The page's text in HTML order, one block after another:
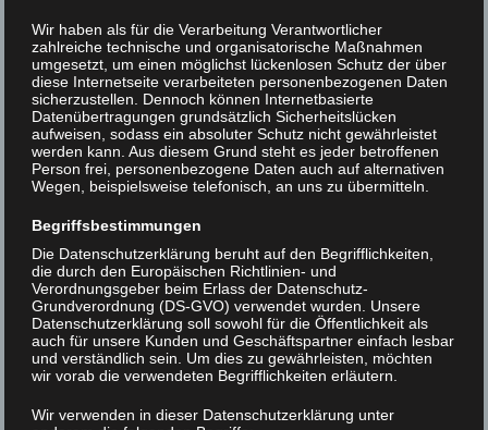
IMGP2877
Beitrags-
Navigation
< IMGP2863 IMGP2873 >
Wir haben als für die Verarbeitung Verantwortlicher
zahlreiche technische und organisatorische Maßnahmen
umgesetzt, um einen möglichst lückenlosen Schutz der über
diese Internetseite verarbeiteten personenbezogenen Daten
sicherzustellen. Dennoch können Internetbasierte
Datenübertragungen grundsätzlich Sicherheitslücken
aufweisen, sodass ein absoluter Schutz nicht gewährleistet
werden kann. Aus diesem Grund steht es jeder betroffenen
Person frei, personenbezogene Daten auch auf alternativen
Wegen, beispielsweise telefonisch, an uns zu übermitteln.
Begriffsbestimmungen
Die Datenschutzerklärung beruht auf den Begrifflichkeiten,
die durch den Europäischen Richtlinien- und
Verordnungsgeber beim Erlass der Datenschutz-
Grundverordnung (DS-GVO) verwendet wurden. Unsere
Datenschutzerklärung soll sowohl für die Öffentlichkeit als
auch für unsere Kunden und Geschäftspartner einfach lesbar
und verständlich sein. Um dies zu gewährleisten, möchten
wir vorab die verwendeten Begrifflichkeiten erläutern.
Wir verwenden in dieser Datenschutzerklärung unter